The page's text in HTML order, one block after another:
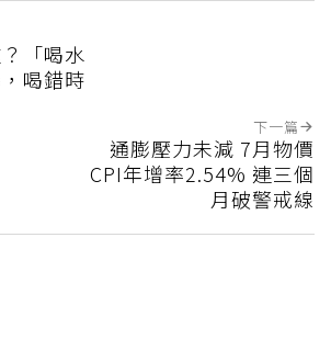
「喝水
喝錯時
下一篇
通膨壓力未減 7月物價
CPI年增率2.54% 連三個
月破警戒線